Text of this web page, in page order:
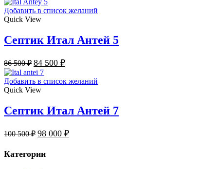
Добавить в список желаний
Quick View
Септик Итал Антей 5
86 500₽ 84 500 ₽
Добавить в список желаний
Quick View
Септик Итал Антей 7
100 500₽ 98 000 ₽
Категории